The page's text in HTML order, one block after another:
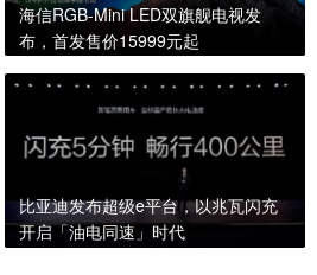
海信RGB-Mini LED双旗舰电视发
布，首发售价15999元起
比亚迪发布超级e平台，以兆瓦闪充
开启「油电同速」时代